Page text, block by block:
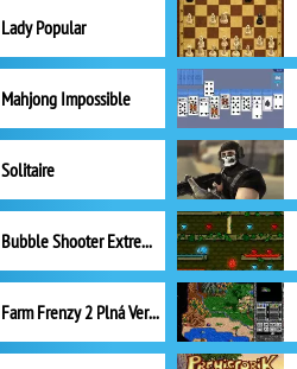
Lady Popular
Mahjong Impossible
Solitaire
Bubble Shooter Extreme
Farm Frenzy 2 Plná Verze